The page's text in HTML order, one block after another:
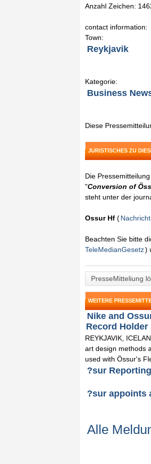
Anzahl Zeichen:
contact information:
Town:
Reykjavik
Kategorie:
Business
Diese
JURISTISCHES ZU
Die
"Conversion of
steht unter der
Ossur Hf (
Beachten Sie bitte
TeleMedianGesetz)
PresseMitteliung
WEITERE
Nike and
Record Holder
REYKJAVIK,
art design methods
used with Össur's
?sur
?sur appoints
Alle